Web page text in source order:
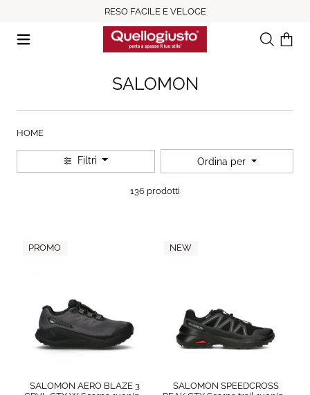
RESO FACILE E VELOCE
RicercaIl tuo
SALOMON
HOME
Filtri Ordina per
136 prodotti
PROMO
SALOMON AERO BLAZE 3
NEW
SALOMON SPEEDCROSS